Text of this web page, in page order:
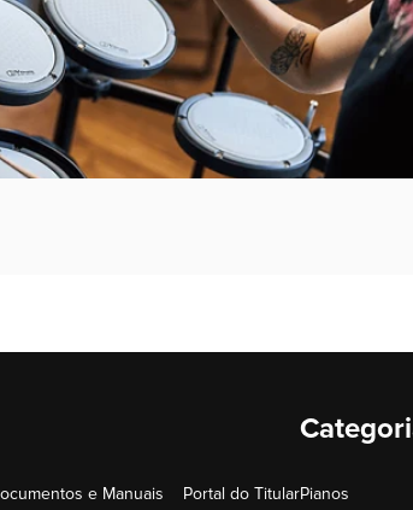
e Manuais Portal do TitularPianos